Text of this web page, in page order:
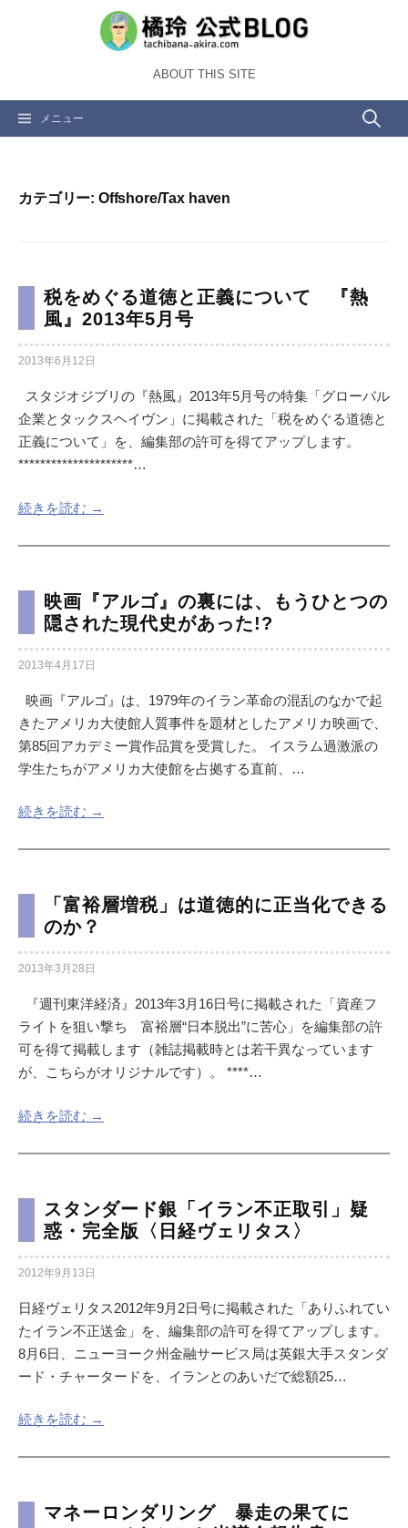
ツ
ABOUT THIS SITE
メニュー 検
カテゴリー: Offshore/Tax haven
税をめぐる道徳と正義について 『熱
風』2013年5月号
2013年6月12日
スタジオジブリの『熱風』2013年5月号の特集「グローバル
企業とタックスヘイヴン」に掲載された「税をめぐる道徳と
正義について」を、編集部の許可を得てアップします。
*********************…
続きを読む →
映画『アルゴ』の裏には、もうひとつの
隠された現代史があった!?
2013年4月17日
映画『アルゴ』は、1979年のイラン革命の混乱のなかで起
きたアメリカ大使館人質事件を題材としたアメリカ映画で、
第85回アカデミー賞作品賞を受賞した。 イスラム過激派の
学生たちがアメリカ大使館を占拠する直前、…
続きを読む →
「富裕層増税」は道徳的に正当化できる
のか？
2013年3月28日
『週刊東洋経済』2013年3月16日号に掲載された「資産フ
ライトを狙い撃ち 富裕層“日本脱出”に苦心」を編集部の許
可を得て掲載します（雑誌掲載時とは若干異なっています
が、こちらがオリジナルです）。 ****…
続きを読む →
スタンダード銀「イラン不正取引」疑
惑・完全版〈日経ヴェリタス〉
2012年9月13日
日経ヴェリタス2012年9月2日号に掲載された「ありふれてい
たイラン不正送金」を、編集部の許可を得てアップします。
8月6日、ニューヨーク州金融サービス局は英銀大手スタンダ
ード・チャータードを、イランとのあいだで総額25…
続きを読む →
マネーロンダリング 暴走の果てに